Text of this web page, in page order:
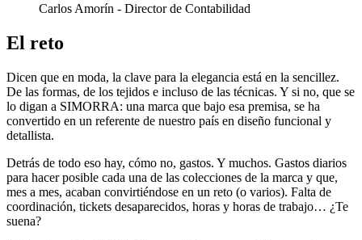
Carlos Amorín - Director de Contabilidad
El reto
Dicen que en moda, la clave para la elegancia está en la sencillez.
De las formas, de los tejidos e incluso de las técnicas. Y si no, que se
lo digan a SIMORRA: una marca que bajo esa premisa, se ha
convertido en un referente de nuestro país en diseño funcional y
detallista.
Detrás de todo eso hay, cómo no, gastos. Y muchos. Gastos diarios
para hacer posible cada una de las colecciones de la marca y que,
mes a mes, acaban convirtiéndose en un reto (o varios). Falta de
coordinación, tickets desaparecidos, horas y horas de trabajo… ¿Te
suena?